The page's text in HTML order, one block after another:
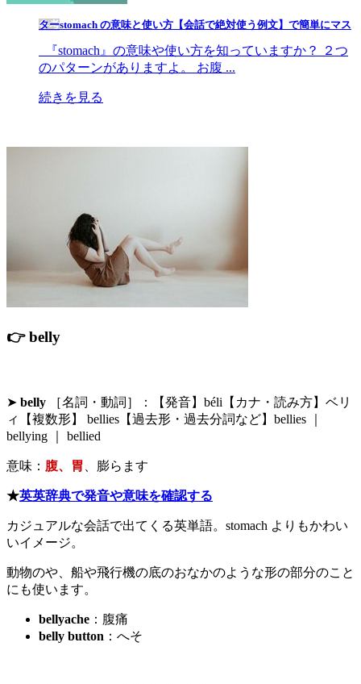
参考
stomach の意味と使い方【会話で絶対使う例文】で簡単にマスター
『stomach』の意味や使い方を知っていますか？ ２つ
のパターンがありますよ。 お腹 ...
続きを見る
👉 belly
➤ belly
［名詞・動詞］：【発音】béli【カナ・読み方】ベリ
ィ【複数形】 bellies【過去形・過去分詞など】bellies ｜
bellying ｜ bellied
意味： 腹、胃 、膨らます
★英英辞典で発音や意味を確認する
カジュアルな会話で出てくる英単語。stomach よりもかわい
いイメージ。
動物のや、船や飛行機の底のおなかのような形の部分のこと
にも使います。
bellyache ：腹痛
belly button ：へそ